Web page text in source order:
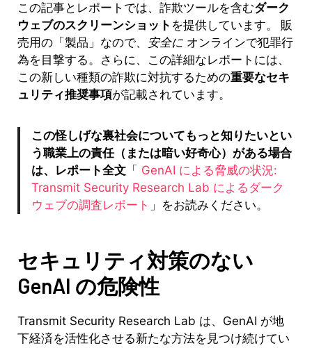
この記事とレポートでは、詐欺ツールを含むダーク
ウェブのスクリーンショット を提供しています。
販
売用の「製品」なので、 安全に オンラインで犯罪行
為を目撃する。さらに、この詳細なレポートには、
この新しい種類の詐欺に対抗するための重要なセキ
ュリティ推奨事項が記載されています。
この怪しげな裏社会についてもっと知りたいとい
う職業上の責任（または暗い好奇心）がある場合
は、レポート全文 「 GenAI による脅威の状況:
Transmit Security Research Lab によるダーク
ウェブの調査レポート 」をお読みください。
セキュリティ対策のない
GenAI の危険性
Transmit Security Research Lab は、GenAI が地
下経済を活性化させる新たな方法を見つけ続けてい